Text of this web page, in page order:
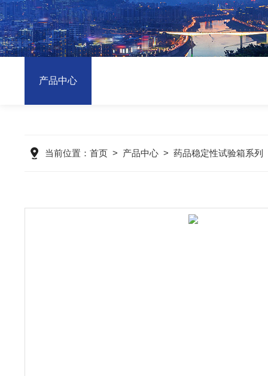
产品中心
当前位置： 首页> 产品中心> 药品稳定性试验箱系列